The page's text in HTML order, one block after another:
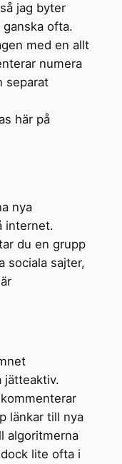
jag byter
ofta.
med en allt
numera
separat
här på
nya
internet.
du en grupp
sociala sajter,
jätteaktiv.
länkar till nya
algoritmerna
lite ofta i